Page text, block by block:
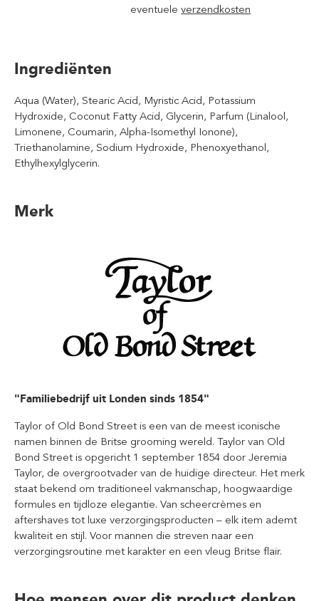
eventueleverzendkosten
Ingrediënten
Aqua (Water), Stearic Acid, Myristic Acid, Potassium
Hydroxide, Coconut Fatty Acid, Glycerin, Parfum (Linalool,
Limonene, Coumarin, Alpha-Isomethyl Ionone),
Triethanolamine, Sodium Hydroxide, Phenoxyethanol,
Ethylhexylglycerin.
Merk
"Familiebedrijf uit Londen sinds 1854"
Taylor of Old Bond Street is een van de meest iconische
namen binnen de Britse grooming wereld. Taylor van Old
Bond Street is opgericht 1 september 1854 door Jeremia
Taylor, de overgrootvader van de huidige directeur. Het merk
staat bekend om traditioneel vakmanschap, hoogwaardige
formules en tijdloze elegantie. Van scheercrèmes en
aftershaves tot luxe verzorgingsproducten – elk item ademt
kwaliteit en stijl. Voor mannen die streven naar een
verzorgingsroutine met karakter en een vleug Britse flair.